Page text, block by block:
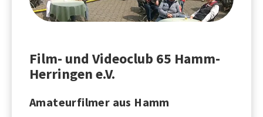
Film- und Videoclub 65 Hamm-
Herringen e.V.
Amateurfilmer aus Hamm